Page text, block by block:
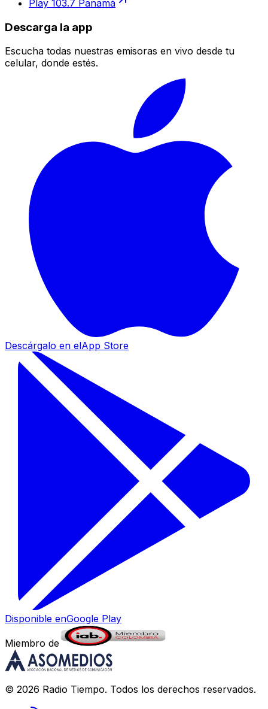
Play 103.7 Panamá
Descarga la app
Escucha todas nuestras emisoras en vivo desde tu
celular, donde estés.
Descárgalo en elApp Store
Disponible enGoogle Play
Miembro de
© 2026 Radio Tiempo. Todos los derechos reservados.